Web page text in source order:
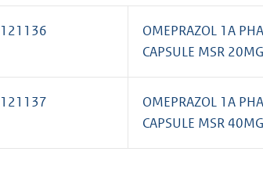
121136
OMEPRAZOL 1A
CAPSULE MSR 20MG
121137
OMEPRAZOL 1A
CAPSULE MSR 40MG